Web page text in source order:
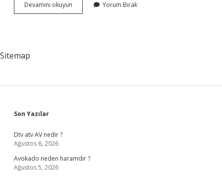
Devamını okuyun
Sayılar
Yorum Bırak
Sitemap
Sidebar
Son Yazılar
Dtv atv AV nedir ?
Ağustos 6, 2026
Avokado neden haramdır ?
Ağustos 5, 2026